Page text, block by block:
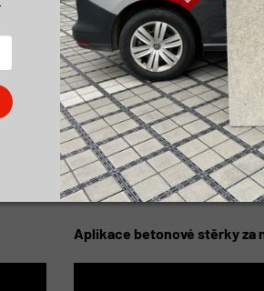
Aplikace betonové stěrky za